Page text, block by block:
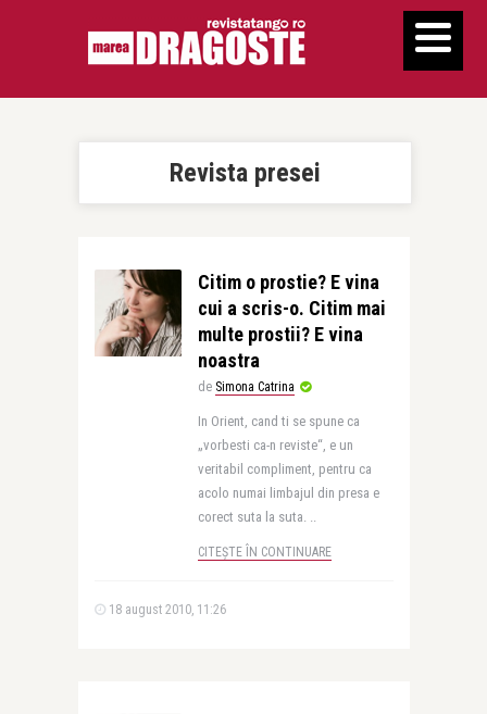
Revista presei
Citim o prostie? E vina
cui a scris-o. Citim mai
multe prostii? E vina
noastra
de Simona Catrina
In Orient, cand ti se spune ca
„vorbesti ca-n reviste“, e un
veritabil compliment, pentru ca
acolo numai limbajul din presa e
corect suta la suta. ..
CITEȘTE ÎN CONTINUARE
18 august 2010, 11:26